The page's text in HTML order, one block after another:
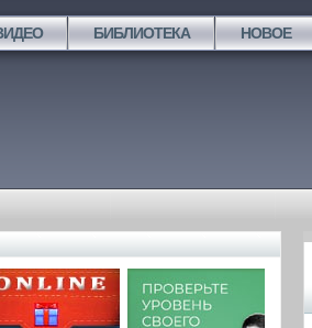
БИБЛИОТЕКА
НОВОЕ